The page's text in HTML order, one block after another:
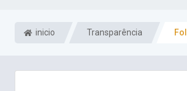
inicio Transparência